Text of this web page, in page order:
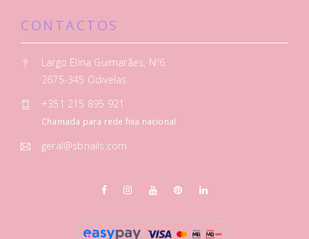
CONTACTOS
Largo Elina Guimarães, Nº6
2675-345 Odivelas
+351 215 895 921
Chamada para rede fixa nacional
geral@sbnails.com